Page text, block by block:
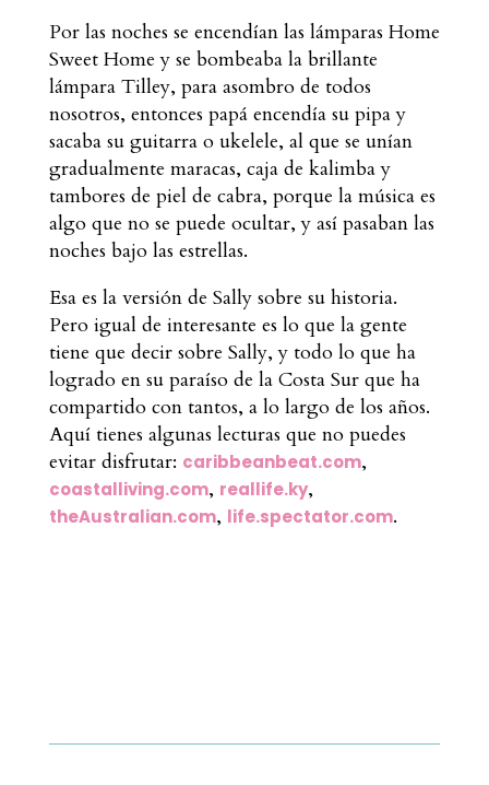
Por las noches se encendían las lámparas Home
Sweet Home y se bombeaba la brillante
lámpara Tilley, para asombro de todos
nosotros, entonces papá encendía su pipa y
sacaba su guitarra o ukelele, al que se unían
gradualmente maracas, caja de kalimba y
tambores de piel de cabra, porque la música es
algo que no se puede ocultar, y así pasaban las
noches bajo las estrellas.
Esa es la versión de Sally sobre su historia.
Pero igual de interesante es lo que la gente
tiene que decir sobre Sally, y todo lo que ha
logrado en su paraíso de la Costa Sur que ha
compartido con tantos, a lo largo de los años.
Aquí tienes algunas lecturas que no puedes
evitar disfrutar: caribbeanbeat.com,
coastalliving.com, reallife.ky,
theAustralian.com, life.spectator.com.